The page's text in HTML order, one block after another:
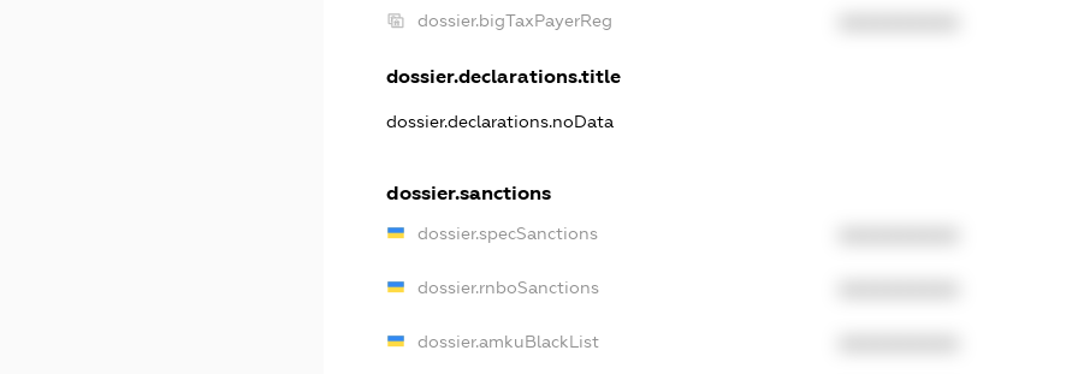
dossier.bigTaxPayerReg
dossier.declarations.title
dossier.declarations.noData
dossier.sanctions
dossier.specSanctions
dossier.rnboSanctions
dossier.amkuBlackList